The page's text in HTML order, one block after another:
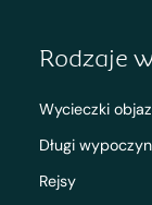
Rodzaje
Wycieczki
Długi
Rejsy